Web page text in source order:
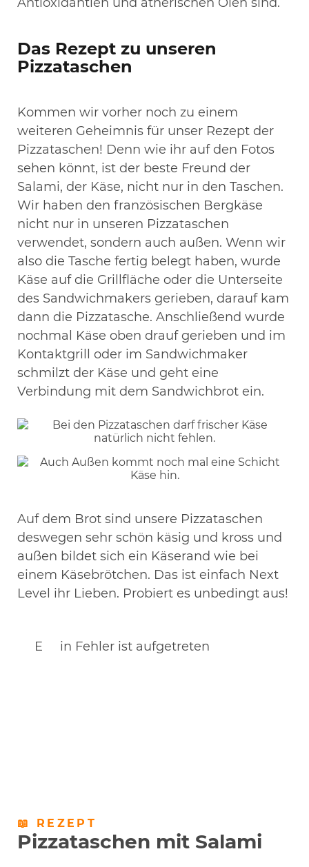
Das Rezept zu unseren
Pizzataschen
Kommen wir vorher noch zu einem
weiteren Geheimnis für unser Rezept der
Pizzataschen! Denn wie ihr auf den Fotos
sehen könnt, ist der beste Freund der
Salami, der Käse, nicht nur in den Taschen.
Wir haben den französischen Bergkäse
nicht nur in unseren Pizzataschen
verwendet, sondern auch außen. Wenn wir
also die Tasche fertig belegt haben, wurde
Käse auf die Grillfläche oder die Unterseite
des Sandwichmakers gerieben, darauf kam
dann die Pizzatasche. Anschließend wurde
nochmal Käse oben drauf gerieben und im
Kontaktgrill oder im Sandwichmaker
schmilzt der Käse und geht eine
Verbindung mit dem Sandwichbrot ein.
Auf dem Brot sind unsere Pizzataschen
deswegen sehr schön käsig und kross und
außen bildet sich ein Käserand wie bei
einem Käsebrötchen. Das ist einfach Next
Level ihr Lieben. Probiert es unbedingt aus!
Ein Fehler ist aufgetreten
📖 REZEPT
Pizzataschen mit Salami